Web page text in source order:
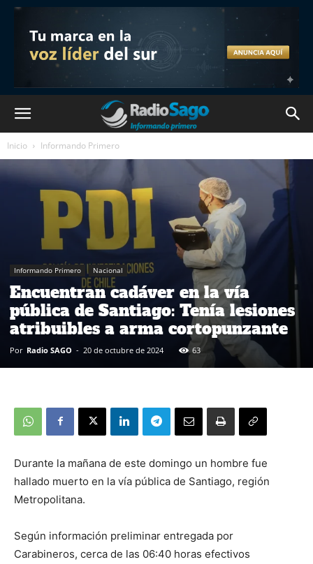
Inicio Informando Primero
Informando Primero Nacional
Encuentran cadáver en la vía
pública de Santiago: Tenía lesiones
atribuibles a arma cortopunzante
Por Radio SAGO - 20 de octubre de 2024 63
Durante la mañana de este domingo un hombre fue
hallado muerto en la vía pública de Santiago, región
Metropolitana.
Según información preliminar entregada por
Carabineros, cerca de las 06:40 horas efectivos